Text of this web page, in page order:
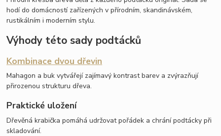
hodí do domácností zařízených v přírodním, skandinávském,
rustikálním i moderním stylu.
Výhody této sady podtácků
Kombinace dvou dřevin
Mahagon a buk vytvářejí zajímavý kontrast barev a zvýrazňují
přirozenou strukturu dřeva.
Praktické uložení
Dřevěná krabička pomáhá udržovat pořádek a chrání podtácky při
skladování.